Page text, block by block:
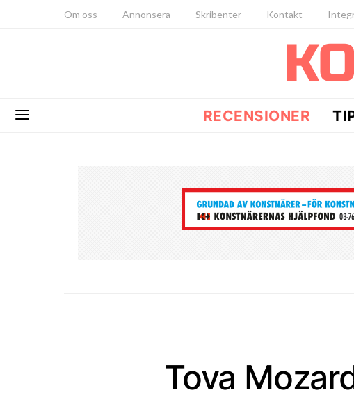
Om oss Annonsera Skribenter Kontakt
RECENSIONER
Tova